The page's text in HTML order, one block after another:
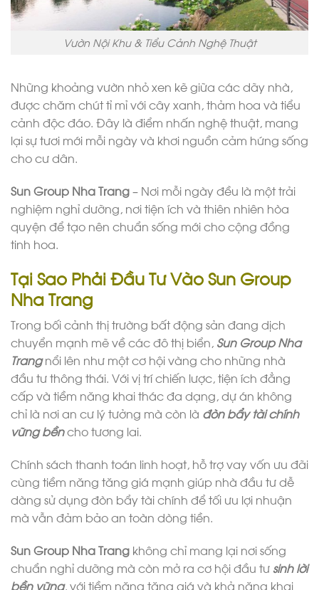
Vườn Nội Khu & Tiểu Cảnh Nghệ Thuật
Những khoảng vườn nhỏ xen kẽ giữa các dãy nhà,
được chăm chút tỉ mỉ với cây xanh, thảm hoa và tiểu
cảnh độc đáo. Đây là điểm nhấn nghệ thuật, mang
lại sự tươi mới mỗi ngày và khơi nguồn cảm hứng sống
cho cư dân.
Sun Group Nha Trang– Nơi mỗi ngày đều là một trải
nghiệm nghỉ dưỡng, nơi tiện ích và thiên nhiên hòa
quyện để tạo nên chuẩn sống mới cho cộng đồng
tinh hoa.
Tại Sao Phải Đầu Tư Vào Sun Group
Nha Trang
Trong bối cảnh thị trường bất động sản đang dịch
chuyển mạnh mẽ về các đô thị biển, Sun Group Nha
Trangnổi lên như một cơ hội vàng cho những nhà
đầu tư thông thái. Với vị trí chiến lược, tiện ích đẳng
cấp và tiềm năng khai thác đa dạng, dự án không
chỉ là nơi an cư lý tưởng mà còn là đòn bẩy tài chính
vững bềncho tương lai.
Chính sách thanh toán linh hoạt, hỗ trợ vay vốn ưu đãi
cùng tiềm năng tăng giá mạnh giúp nhà đầu tư dễ
dàng sử dụng đòn bẩy tài chính để tối ưu lợi nhuận
mà vẫn đảm bảo an toàn dòng tiền.
Sun Group Nha Trang không chỉ mang lại nơi sống
chuẩn nghỉ dưỡng mà còn mở ra cơ hội đầu tư sinh lời
bền vững, với tiềm năng tăng giá và khả năng khai